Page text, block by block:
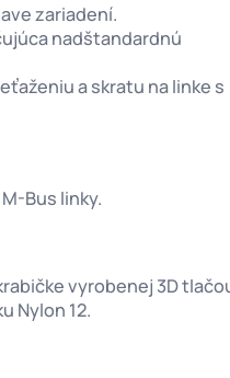
zariadení.
nadštandardnú
a skratu na linke s
Bus linky.
vyrobenej 3D
Nylon 12.